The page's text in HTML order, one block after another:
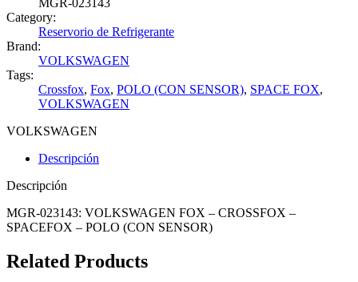
MGR-023143
Category:
Reservorio de Refrigerante
Brand:
VOLKSWAGEN
Tags:
Crossfox, Fox, POLO (CON SENSOR), SPACE FOX,
VOLKSWAGEN
VOLKSWAGEN
Descripción
Descripción
MGR-023143: VOLKSWAGEN FOX – CROSSFOX –
SPACEFOX – POLO (CON SENSOR)
Related Products